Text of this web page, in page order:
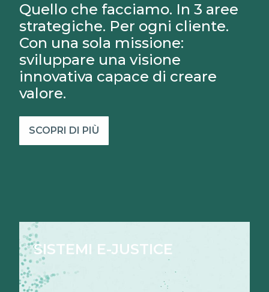
Quello che facciamo. In 3 aree
strategiche. Per ogni cliente.
Con una sola missione:
sviluppare una visione
innovativa capace di creare
valore.
SCOPRI DI PIÙ
SISTEMI E-JUSTICE